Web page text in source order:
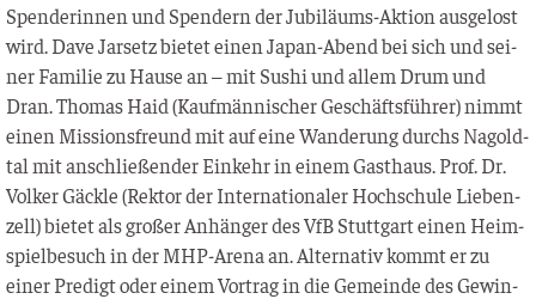
Spen­de­rin­nen und Spen­dern der Jubi­lä­ums-Akti­on aus­ge­lost
wird. Dave Jar­setz bie­tet einen Japan-Abend bei sich und sei­
ner Fami­lie zu Hau­se an – mit Sushi und allem Drum und
Dran. Tho­mas Haid (Kauf­män­ni­scher Geschäfts­füh­rer) nimmt
einen Mis­si­ons­freund mit auf eine Wan­de­rung durchs Nagold­
tal mit anschlie­ßen­der Ein­kehr in einem Gast­haus. Prof. Dr.
Vol­ker Gäck­le (Rek­tor der Inter­na­tio­na­ler Hoch­schu­le Lie­ben­
zell) bie­tet als gro­ßer Anhän­ger des VfB Stutt­gart einen Heim­
spiel­be­such in der MHP-Are­na an. Alter­na­tiv kommt er zu
einer Pre­digt oder einem Vor­trag in die Gemein­de des Gewin­